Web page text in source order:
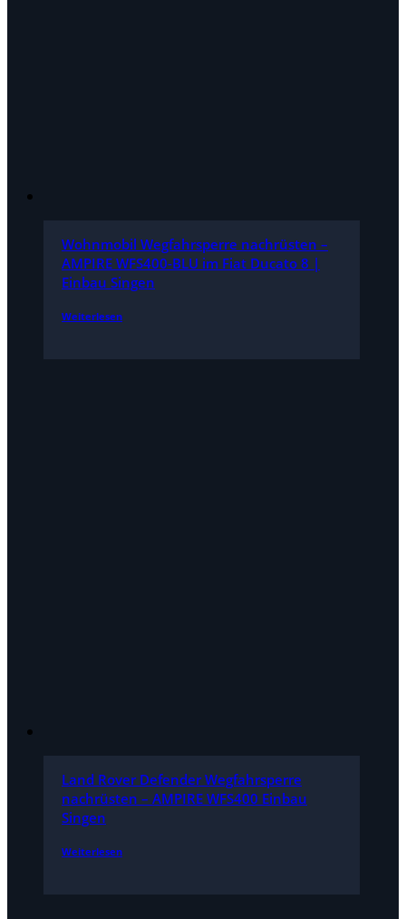
Wohnmobil Wegfahrsperre nachrüsten –
AMPIRE WFS400-BLU im Fiat Ducato 8 |
Einbau Singen
Weiterlesen
Land Rover Defender Wegfahrsperre
nachrüsten – AMPIRE WFS400 Einbau
Singen
Weiterlesen